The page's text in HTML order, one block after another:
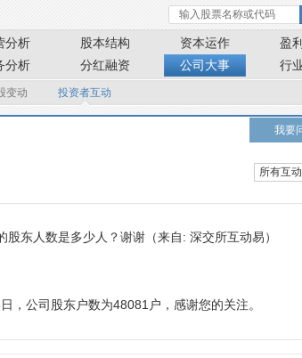
分析 股本结构 资本运作
盈
分析 分红融资 公司大事 行
变动 投资者互动
我要
所有互动
股东人数是多少人？谢谢 （来自: 深交所互动易）
，公司股东户数为48081户，感谢您的关注。